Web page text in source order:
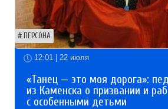
ПЕРСОНА
12:01 | 22 июля
«Танец — это моя дорога»:
из Каменска о призвании и
с особенными детьми